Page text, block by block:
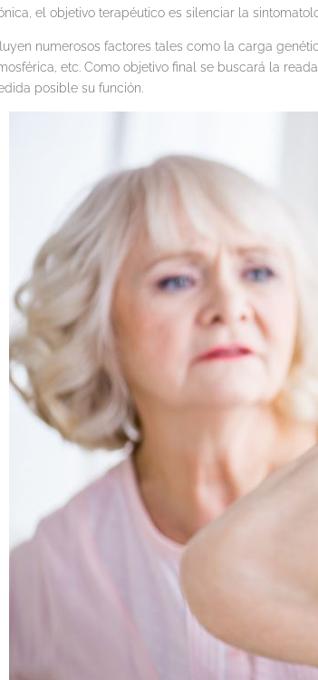
el objetivo terapéutico es silenciar la
numerosos factores tales como la carga
etc. Como objetivo final se buscará la
posible su función.